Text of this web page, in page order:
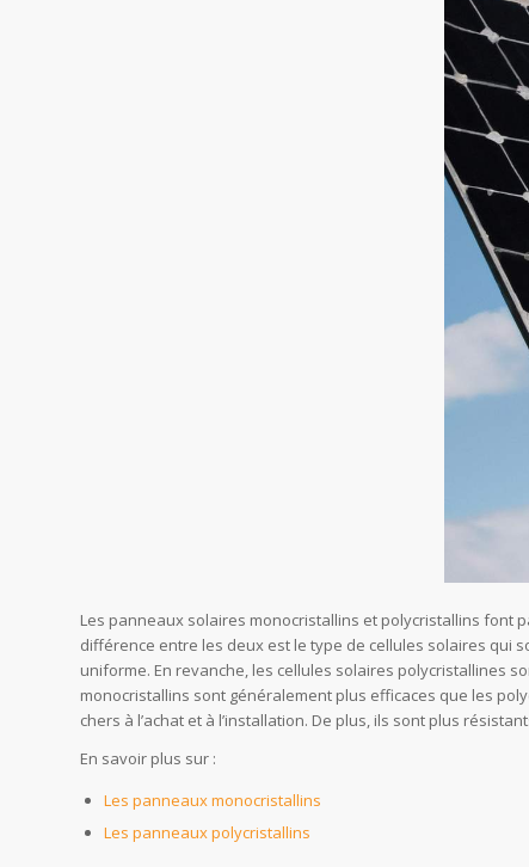
Les panneaux solaires monocristallins et polycristallins font
différence entre les deux est le type de cellules solaires qui
uniforme. En revanche, les cellules solaires polycristallines
monocristallins sont généralement plus efficaces que les
chers à l’achat et à l’installation. De plus, ils sont plus
En savoir plus sur :
Les panneaux monocristallins
Les panneaux polycristallins